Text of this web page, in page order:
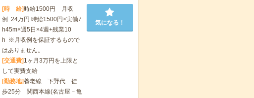
[時 給]時給1500円 月収
例 24万円 時給1500円×実働7
h45m×週5日×4週+残業10
h ※月収例を保証するもので
はありません。
[交通費] 1ヶ月3万円を上限と
して実費支給
[勤務地]養老線 下野代 徒
歩25分 関西本線(名古屋－亀
気になる！